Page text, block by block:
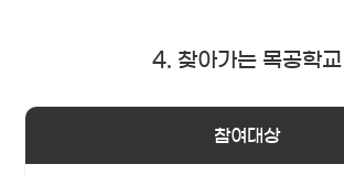
4. 찾아가는 목공학교
참여대상